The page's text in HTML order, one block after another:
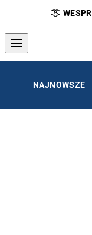
NAJNOWSZE